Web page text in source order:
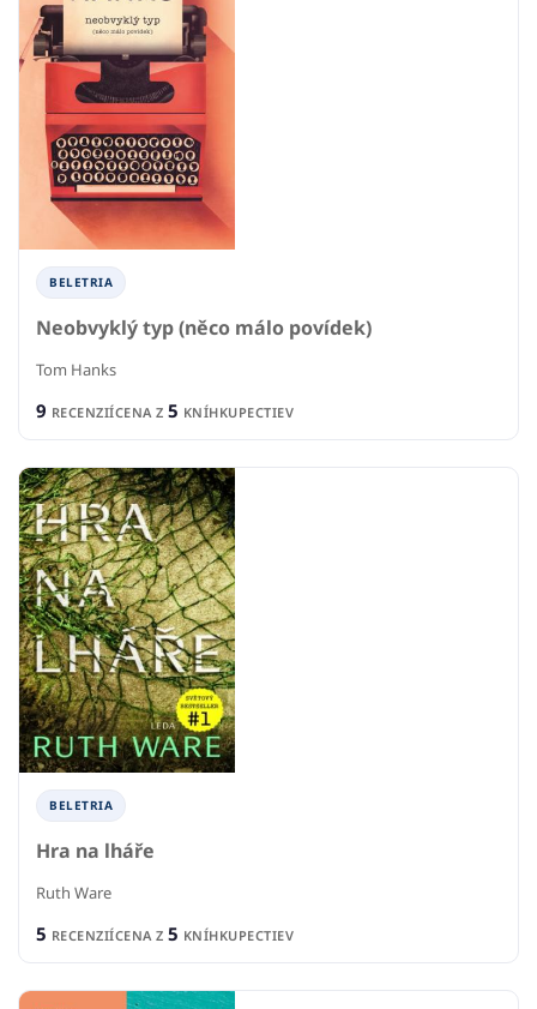
BELETRIA
Neobvyklý typ (něco málo povídek)
Tom Hanks
9 RECENZIÍCENA Z 5 KNÍHKUPECTIEV
BELETRIA
Hra na lháře
Ruth Ware
5 RECENZIÍCENA Z 5 KNÍHKUPECTIEV